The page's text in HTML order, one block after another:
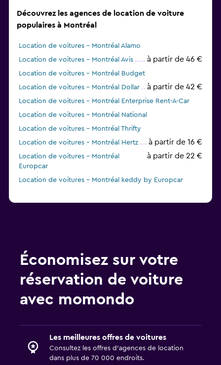
Découvrez les agences de location de voiture
populaires à Montréal
Location de voitures - Montréal Alamo
Location de voitures - Montréal Avis
à partir de 46 €
Location de voitures - Montréal Budget
Location de voitures - Montréal Dollar
à partir de 42 €
Location de voitures - Montréal Enterprise Rent-A-Car
Location de voitures - Montréal National
Location de voitures - Montréal Thrifty
Location de voitures - Montréal Hertz
à partir de 16 €
Location de voitures - Montréal
Europcar
à partir de 22 €
Location de voitures - Montréal keddy by Europcar
Rentals
Économisez sur votre
réservation de voiture
avec momondo
Les meilleures offres de voitures
Consultez les offres d’agences de location
dans plus de 70 000 endroits.